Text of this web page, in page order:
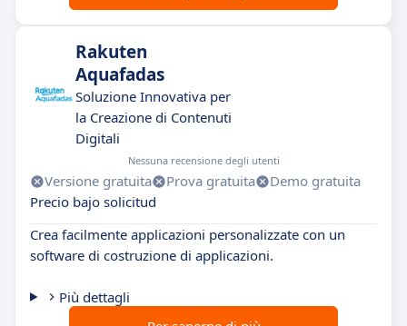
Rakuten
Aquafadas
Soluzione Innovativa per
la Creazione di Contenuti
Digitali
Nessuna recensione degli utenti
Versione gratuita Prova gratuita
Demo gratuita
Precio bajo solicitud
Crea facilmente applicazioni personalizzate con un
software di costruzione di applicazioni.
Più dettagli